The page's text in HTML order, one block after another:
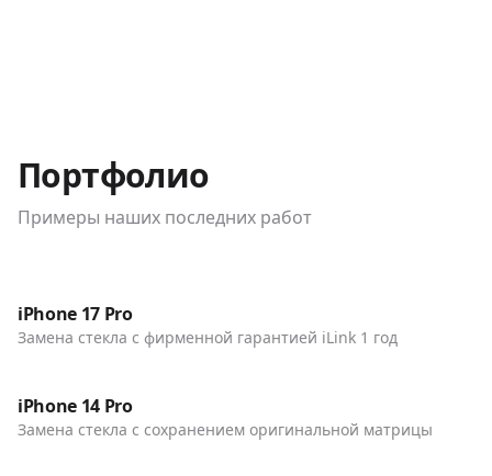
Портфолио
Примеры наших последних работ
Телефоны
iPhone 17 Pro
Замена стекла с фирменной гарантией iLink 1 год
Телефоны
До / После
iPhone 14 Pro
Замена стекла с сохранением оригинальной матрицы
До / После